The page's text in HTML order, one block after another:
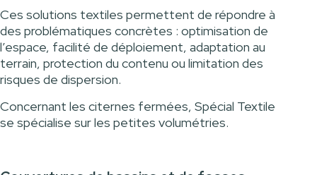
Ces solutions textiles permettent de répondre à
des problématiques concrètes : optimisation de
l’espace, facilité de déploiement, adaptation au
terrain, protection du contenu ou limitation des
risques de dispersion.
Concernant les citernes fermées, Spécial Textile
se spécialise sur les petites volumétries.